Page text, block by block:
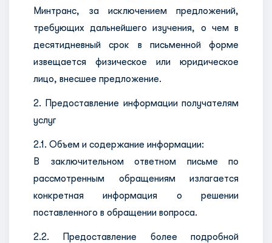
Минтранс, за исключением предложений,
требующих дальнейшего изучения, о чем в
десятидневный срок в письменной форме
извещается физическое или юридическое
лицо, внесшее предложение.
2. Предоставление информации получателям
услуг
2.1. Объем и содержание информации:
В заключительном ответном письме по
рассмотренным обращениям излагается
конкретная информация о решении
поставленного в обращении вопроса.
2.2. Предоставление более подробной